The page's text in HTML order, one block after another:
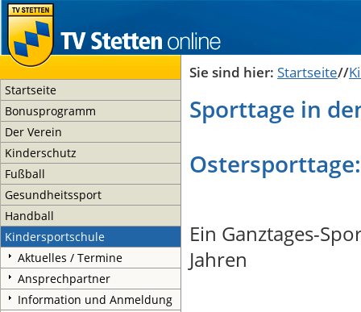
Startseite
Bonusprogramm
Der Verein
Kinderschutz
Fußball
Gesundheitssport
Handball
Kindersportschule
Aktuelles / Termine
Ansprechpartner
Information und Anmeldung
Sie sind hier: Startseite//
Sporttage in
Ein Ganztages-
Jahren